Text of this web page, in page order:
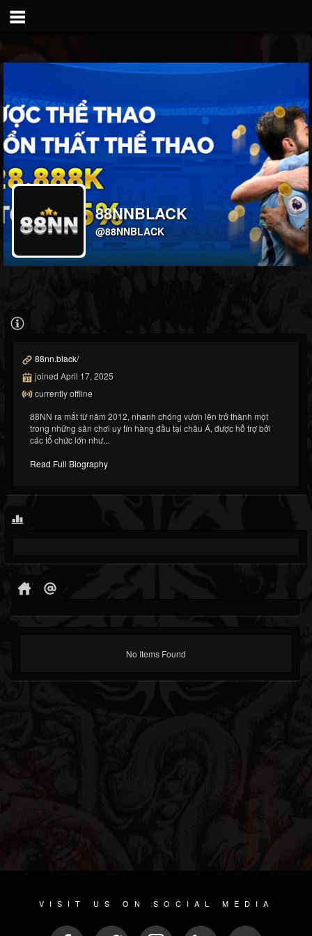
88NNBLACK
@88NNBLACK
88nn.black/
joined April 17, 2025
currently offline
88NN ra mắt từ năm 2012, nhanh chóng vươn lên trở thành một
trong những sân chơi uy tín hàng đầu tại châu Á, được hỗ trợ bởi
các tổ chức lớn như...
Read Full Biography
No Items Found
VISIT US ON SOCIAL MEDIA